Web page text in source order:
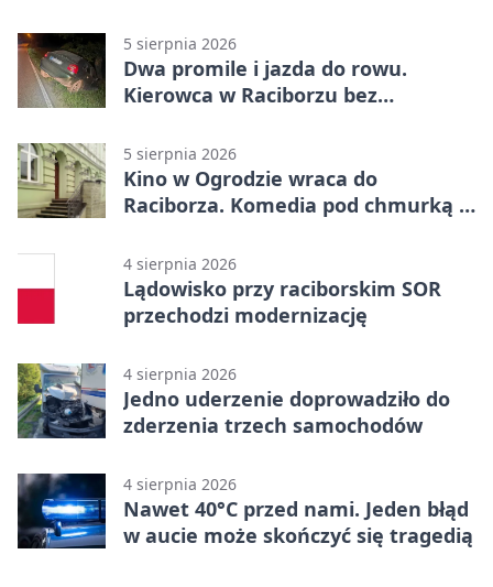
5 sierpnia 2026
Dwa promile i jazda do rowu.
Kierowca w Raciborzu bez
5 sierpnia 2026
Kino w Ogrodzie wraca do
Raciborza. Komedia pod chmurką w
4 sierpnia 2026
Lądowisko przy raciborskim SOR
przechodzi modernizację
4 sierpnia 2026
Jedno uderzenie doprowadziło do
zderzenia trzech samochodów
4 sierpnia 2026
Nawet 40°C przed nami. Jeden błąd
w aucie może skończyć się tragedią